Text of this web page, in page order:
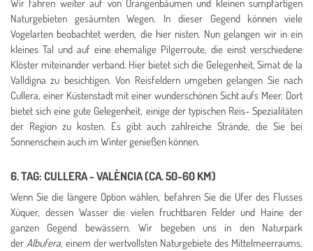
Wir fahren weiter auf von Orangenbäumen und kleinen sumpfartigen
Naturgebieten gesäumten Wegen. In dieser Gegend können viele
Vogelarten beobachtet werden, die hier nisten. Nun gelangen wir in ein
kleines Tal und auf eine ehemalige Pilgerroute, die einst verschiedene
Klöster miteinander verband. Hier bietet sich die Gelegenheit, Simat de la
Valldigna zu besichtigen. Von Reisfeldern umgeben gelangen Sie nach
Cullera, einer Küstenstadt mit einer wunderschönen Sicht aufs Meer. Dort
bietet sich eine gute Gelegenheit, einige der typischen Reis- Spezialitäten
der Region zu kosten. Es gibt auch zahlreiche Strände, die Sie bei
Sonnenschein auch im Winter genießen können.
6. TAG: CULLERA - VALÈNCIA (CA. 50-60 KM)
Wenn Sie die längere Option wählen, befahren Sie die Ufer des Flusses
Xúquer, dessen Wasser die vielen fruchtbaren Felder und Haine der
ganzen Gegend bewässern. Wir begeben uns in den Naturpark
der Albufera, einem der wertvollsten Naturgebiete des Mittelmeerraums.